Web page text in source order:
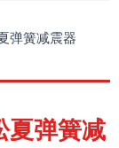
弹簧减震器
夏弹簧减